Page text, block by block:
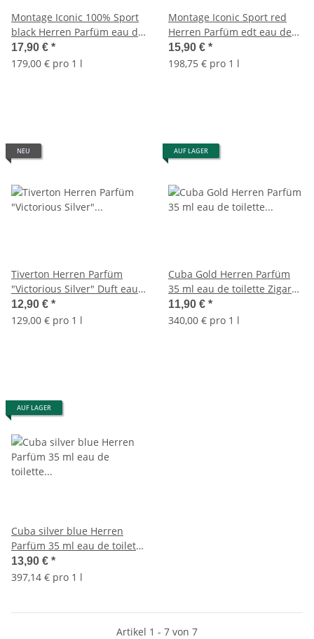
Montage Iconic 100% Sport
black Herren Parfüm eau de
Toilette 100 ml Hoverboard
17,90 € *
179,00 € pro 1 l
Montage Iconic Sport red
Herren Parfüm edt eau de
Toilette 80 ml Hoverboard
15,90 € *
198,75 € pro 1 l
NEU
Tiverton Herren Parfüm
"Victorious Silver" Duft eau
de parfum 100 ml
12,90 € *
129,00 € pro 1 l
AUF LAGER
Cuba Gold Herren Parfüm
35 ml eau de toilette Zigarre
Herrenduft Duftzwilling
11,90 € *
340,00 € pro 1 l
AUF LAGER
Cuba silver blue Herren
Parfüm 35 ml eau de toilette
Zigarre
13,90 € *
397,14 € pro 1 l
Artikel 1 - 7 von 7